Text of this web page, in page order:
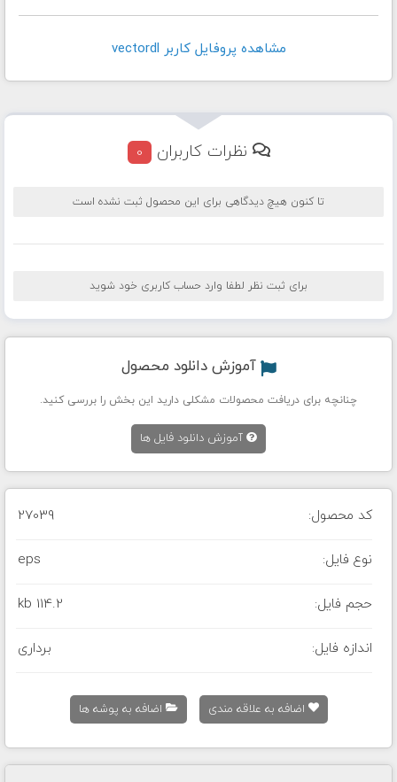
مشاهده پروفايل کاربر vectordl
نظرات کاربران 0
تا کنون هیچ دیدگاهی برای این محصول ثبت نشده است
برای ثبت نظر لطفا وارد حساب کاربری خود شوید
آموزش دانلود محصول
چنانچه برای دریافت محصولات مشکلی دارید این بخش را بررسی کنید.
آموزش دانلود فایل ها
کد محصول: 27039
نوع فایل: eps
حجم فایل: 114.2 kb
اندازه فایل: برداری
اضافه به علاقه مندی اضافه به پوشه ها